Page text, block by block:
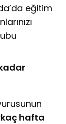
eğitim
hafta